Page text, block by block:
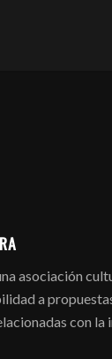
asociación
a
con